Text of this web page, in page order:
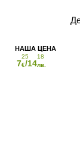
7
25
€/14
18
лв.